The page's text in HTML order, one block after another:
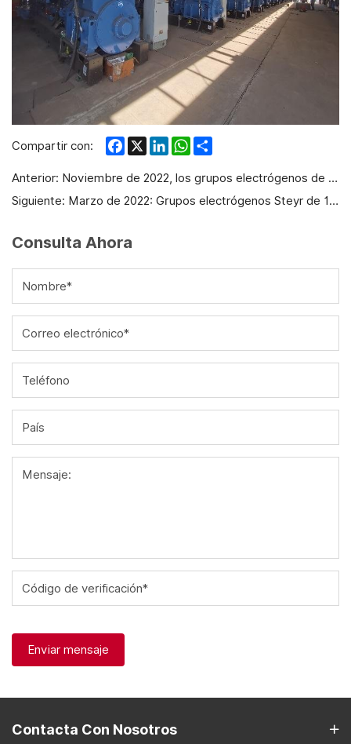
Compartir con: Facebook
X LinkedInWhatsApp
Anterior: Noviembre de 2022, los grupos electrógenos de gas natural de cogeneración de alto voltaje Deutz de 2 MW
Siguiente: Marzo de 2022: Grupos electrógenos Steyr de 1 MW exportados a Nigeria
Consulta Ahora
Nombre*
Correo electrónico*
Teléfono
País
Mensaje:
Código de verificación*
Enviar mensaje
Contacta Con Nosotros